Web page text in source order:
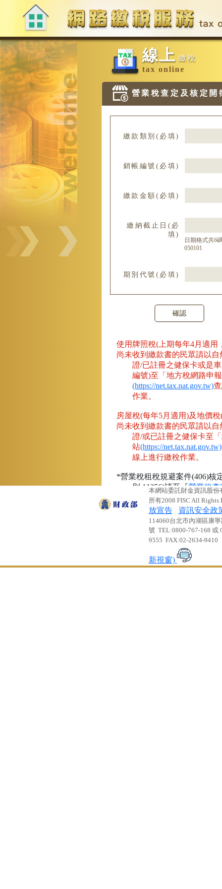
要
內
容
區
塊
:::
線上 繳稅
tax online
營業稅查定及核定開
繳款類別(必填)
銷帳編號(必填)
繳款金額(必填)
繳納截止日(必
填)
日期格式共6
050101
期別代號(必填)
使用牌照稅(上期每年4月適用
尚未收到繳款書的民眾請以
證/已註冊之健保卡或是
編號)至「地方稅網路申
(https://net.tax.nat.gov.tw)
作業。
房屋稅(每年5月適用)及地價
尚未收到繳款書的民眾請以
證/或已註冊之健保卡至
站(https://net.tax.nat.gov.tw)
線上進行繳稅作業。
*營業稅租稅規避案件(406)核
別:11256)請至『營業稅
本網站委託財金資訊股
所有2008 FISC All Rights
放宣告 資訊安全政
114060台北市內湖區康
號 TEL:0800-767-168 或
9555 FAX:02-2634-9410
新視窗)